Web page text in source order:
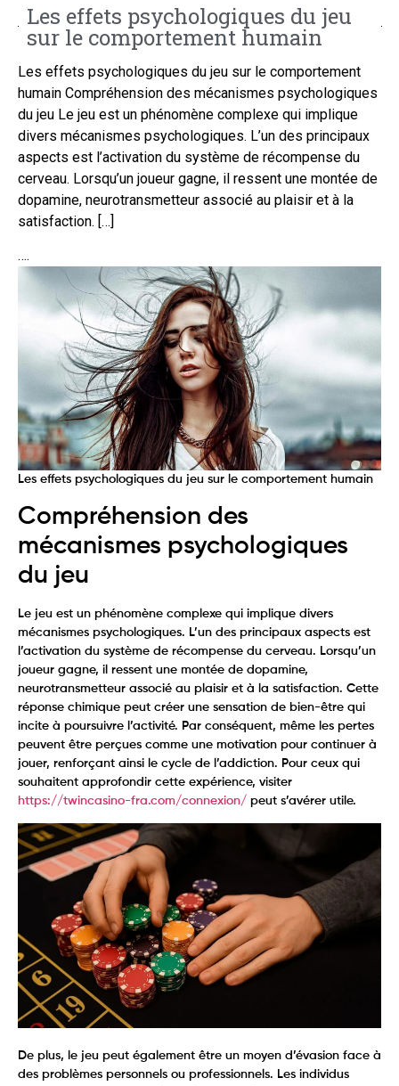
Les effets psychologiques du jeu
sur le comportement humain
Les effets psychologiques du jeu sur le comportement
humain Compréhension des mécanismes psychologiques
du jeu Le jeu est un phénomène complexe qui implique
divers mécanismes psychologiques. L’un des principaux
aspects est l’activation du système de récompense du
cerveau. Lorsqu’un joueur gagne, il ressent une montée de
dopamine, neurotransmetteur associé au plaisir et à la
satisfaction. […]
….
Les effets psychologiques du jeu sur le comportement humain
Compréhension des
mécanismes psychologiques
du jeu
Le jeu est un phénomène complexe qui implique divers
mécanismes psychologiques. L’un des principaux aspects est
l’activation du système de récompense du cerveau. Lorsqu’un
joueur gagne, il ressent une montée de dopamine,
neurotransmetteur associé au plaisir et à la satisfaction. Cette
réponse chimique peut créer une sensation de bien-être qui
incite à poursuivre l’activité. Par conséquent, même les pertes
peuvent être perçues comme une motivation pour continuer à
jouer, renforçant ainsi le cycle de l’addiction. Pour ceux qui
souhaitent approfondir cette expérience, visiter
https://twincasino-fra.com/connexion/ peut s’avérer utile.
De plus, le jeu peut également être un moyen d’évasion face à
des problèmes personnels ou professionnels. Les individus